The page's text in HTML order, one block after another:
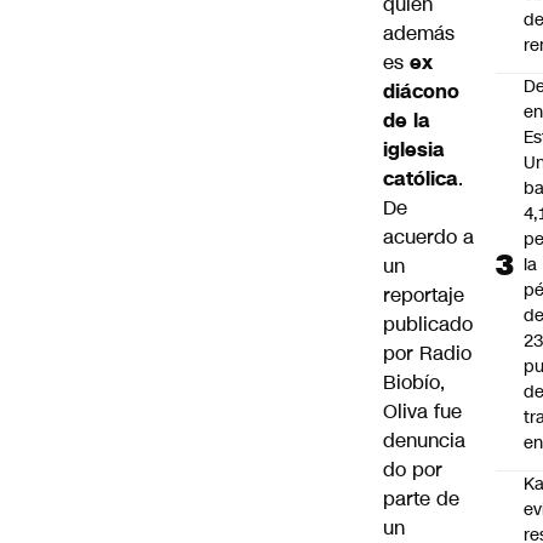
además
es ex
diácono
de la
iglesia
católica.
De
acuerdo a
un
reportaje
publicado
por Radio
Biobío,
Oliva fue
denuncia
do por
parte de
un
de
en
la
de
de